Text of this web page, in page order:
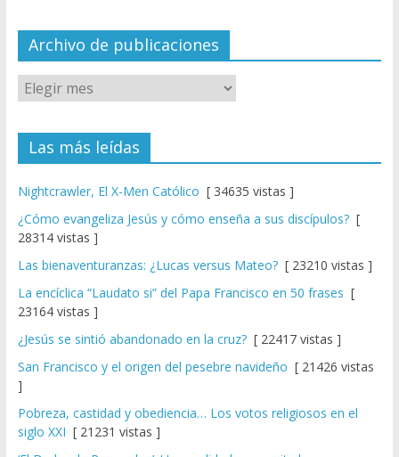
el
Archivo de publicaciones
Las más leídas
Nightcrawler, El X-Men Católico [ 34635 vistas ]
¿Cómo evangeliza Jesús y cómo enseña a sus discípulos?[
28314 vistas ]
Las bienaventuranzas: ¿Lucas versus Mateo?[ 23210 vistas ]
La encíclica “Laudato si” del Papa Francisco en 50 frases [
23164 vistas ]
¿Jesús se sintió abandonado en la cruz?[ 22417 vistas ]
San Francisco y el origen del pesebre navideño [ 21426 vistas
]
Pobreza, castidad y obediencia… Los votos religiosos en el
siglo XXI [ 21231 vistas ]